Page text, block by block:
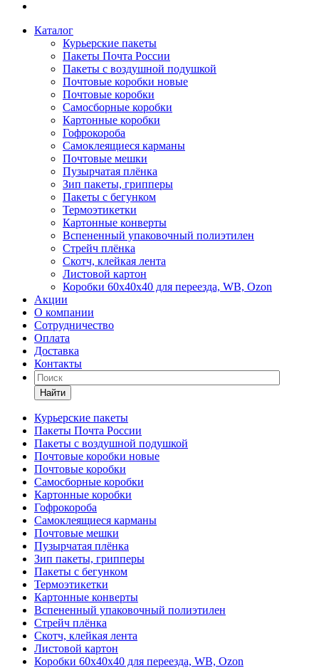
Каталог
Курьерские пакеты
Пакеты Почта России
Пакеты с воздушной подушкой
Почтовые коробки новые
Почтовые коробки
Самосборные коробки
Картонные коробки
Гофрокороба
Самоклеящиеся карманы
Почтовые мешки
Пузырчатая плёнка
Зип пакеты, грипперы
Пакеты с бегунком
Термоэтикетки
Картонные конверты
Вспененный упаковочный полиэтилен
Стрейч плёнка
Скотч, клейкая лента
Листовой картон
Коробки 60х40х40 для переезда, WB, Ozon
Акции
О компании
Сотрудничество
Оплата
Доставка
Контакты
Найти
Курьерские пакеты
Пакеты Почта России
Пакеты с воздушной подушкой
Почтовые коробки новые
Почтовые коробки
Самосборные коробки
Картонные коробки
Гофрокороба
Самоклеящиеся карманы
Почтовые мешки
Пузырчатая плёнка
Зип пакеты, грипперы
Пакеты с бегунком
Термоэтикетки
Картонные конверты
Вспененный упаковочный полиэтилен
Стрейч плёнка
Скотч, клейкая лента
Листовой картон
Коробки 60х40х40 для переезда, WB, Ozon